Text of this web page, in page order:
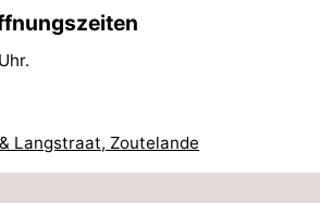
Langstraat, Zoutelande